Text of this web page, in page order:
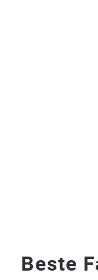
Beste